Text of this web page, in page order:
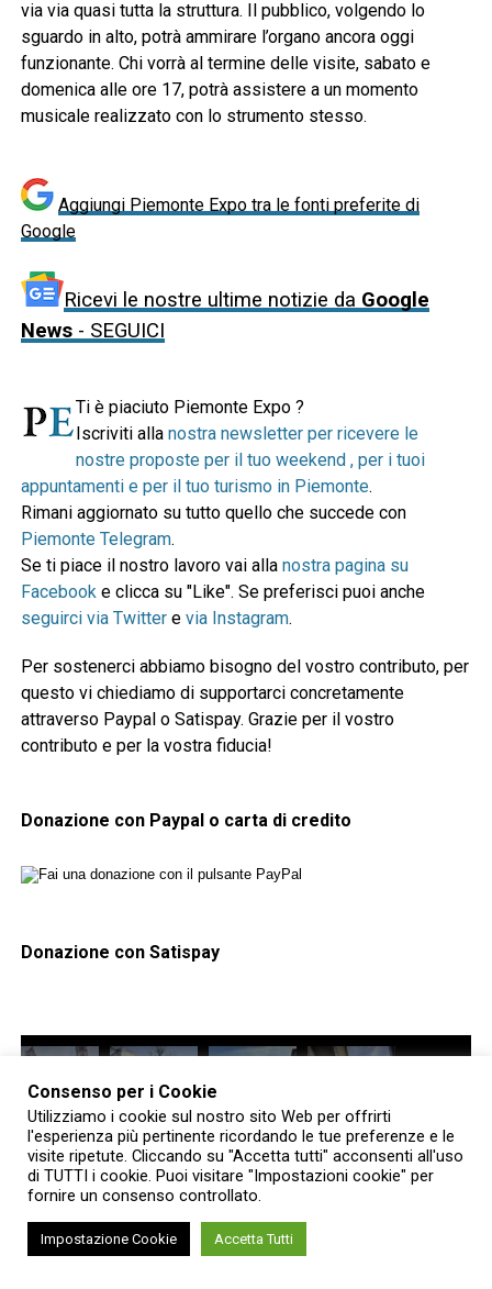
via via quasi tutta la struttura. Il pubblico, volgendo lo
sguardo in alto, potrà ammirare l’organo ancora oggi
funzionante. Chi vorrà al termine delle visite, sabato e
domenica alle ore 17, potrà assistere a un momento
musicale realizzato con lo strumento stesso.
Aggiungi Piemonte Expo tra le fonti preferite di
Google
Ricevi le nostre ultime notizie da Google
News- SEGUICI
Ti è piaciuto Piemonte Expo ?
Iscriviti alla nostra newsletter per ricevere le
nostre proposte per il tuo weekend , per i tuoi
appuntamenti e per il tuo turismo in Piemonte.
Rimani aggiornato su tutto quello che succede con
Piemonte Telegram.
Se ti piace il nostro lavoro vai alla nostra pagina su
Facebook e clicca su "Like". Se preferisci puoi anche
seguirci via Twittere via Instagram.
Per sostenerci abbiamo bisogno del vostro contributo, per
questo vi chiediamo di supportarci concretamente
attraverso Paypal o Satispay. Grazie per il vostro
contributo e per la vostra fiducia!
Donazione con Paypal o carta di credito
Donazione con Satispay
RELATED TOPICS: APERTURA IN EVIDENZA
YOU MAY LIKE
Consenso per i Cookie
Utilizziamo i cookie sul nostro sito Web per offrirti
l'esperienza più pertinente ricordando le tue preferenze e le
visite ripetute. Cliccando su "Accetta tutti" acconsenti all'uso
di TUTTI i cookie. Puoi visitare "Impostazioni cookie" per
fornire un consenso controllato.
Impostazione Cookie Accetta Tutti